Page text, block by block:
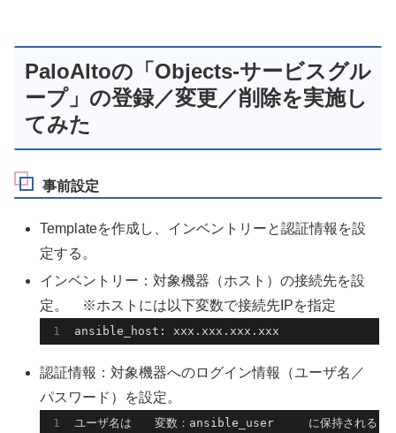
PaloAltoの「Objects-サービスグル
ープ」の登録／変更／削除を実施し
てみた
事前設定
Templateを作成し、インベントリーと認証情報を設
定する。
インベントリー：対象機器（ホスト）の接続先を設
定。 ※ホストには以下変数で接続先IPを指定
ansible_host: xxx.xxx.xxx.xxx
認証情報：対象機器へのログイン情報（ユーザ名／
パスワード）を設定。
ユーザ名は　　変数：ansible_user　　　に保持される